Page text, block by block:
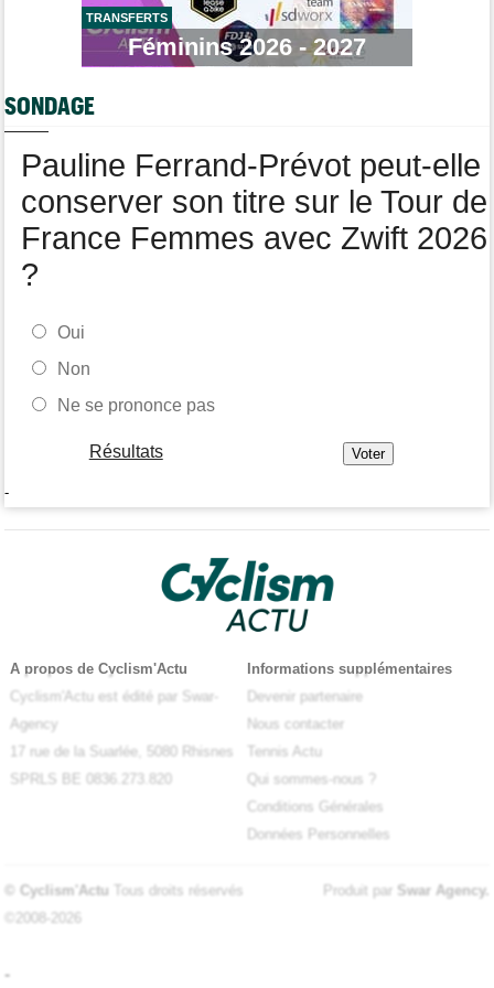
Kasia Niewiadoma : "Je ressens juste une immense gratitude"
Championnats du Monde
Voici la sélection française pour les Championnats du monde
Transfert
TRANSFERTS
Féminins 2026 - 2027
SONDAGE
Pauline Ferrand-Prévot peut-elle
conserver son titre sur le Tour de
France Femmes avec Zwift 2026
?
Oui
Non
Ne se prononce pas
Résultats
-
A propos de Cyclism'Actu
Cyclism'Actu est édité par Swar-
Agency
17 rue de la Suarlée, 5080 Rhisnes
SPRLS BE 0836.273.820
Informations supplémentaires
Devenir partenaire
Nous contacter
Tennis Actu
Qui sommes-nous ?
Conditions Générales
Données Personnelles
© Cyclism'Actu Tous droits réservés
©2008-2026
Produit par Swar Agency.
-